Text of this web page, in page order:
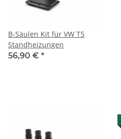
B-Säulen Kit für VW T5
Standheizungen
56,90 € *